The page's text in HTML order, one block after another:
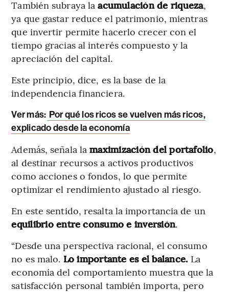
También subraya laacumulación de riqueza,
ya que gastar reduce el patrimonio, mientras
que invertir permite hacerlo crecer con el
tiempo gracias al interés compuesto y la
apreciación del capital.
Este principio, dice, es la base de la
independencia financiera.
Ver más: Por qué los ricos se vuelven más ricos,
explicado desde la economía
Además, señala lamaximización del portafolio,
al destinar recursos a activos productivos
como acciones o fondos, lo que permite
optimizar el rendimiento ajustado al riesgo.
En este sentido, resalta la importancia de un
equilibrio entre consumo e inversión.
“Desde una perspectiva racional, el consumo
no es malo. Lo importante es el balance. La
economía del comportamiento muestra que la
satisfacción personal también importa, pero